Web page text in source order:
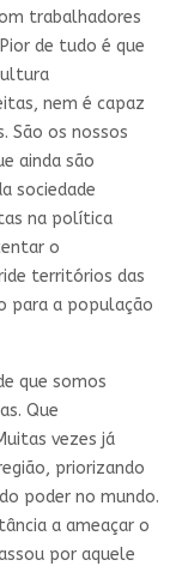
trabalhadores
de tudo é que
nem é capaz
São os nossos
ainda são
sociedade
na política
o
territórios das
para a população
que somos
Que
vezes já
priorizando
poder no mundo.
a ameaçar o
por aquele